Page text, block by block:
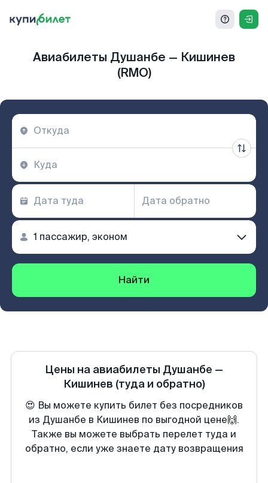
Авиабилеты Душанбе — Кишинев
(RMO)
Найти
Цены на авиабилеты Душанбе —
Кишинев (туда и обратно)
😍 Вы можете купить билет без посредников
из Душанбе в Кишинев по выгодной цене🙌.
Также вы можете выбрать перелет туда и
обратно, если уже знаете дату возвращения